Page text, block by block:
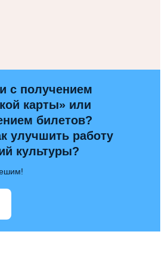
с получением
карты» или
билетов?
улучшить работу
культуры?